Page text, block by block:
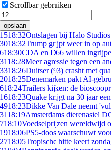
Scrollbar gebruiken
opslaan
1518:32Ontslagen bij Halo
3018:32Trump grijpt weer in op
618:30CDA en D66 willen
3118:28Meer agressie tegen een
3318:26Duitser (93) crasht met
2018:25Denemarken pakt AI-
618:24Trailers kijken: de
1618:23Quake krijgt na 30 jaar
4918:23Dikke Van Dale neemt
3118:19Amsterdams dierenasiel
718:10Voedselprijzen wereldwijd
1918:06PS5-doos waarschuwt
2718:05Tropische hitte keert